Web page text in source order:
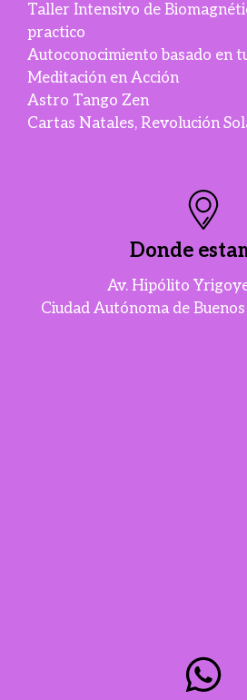
Taller Intensivo de
practico
Autoconocimiento basado en
Meditación en Acción
Astro Tango Zen
Cartas Natales, Revolución
Donde
Av. Hipólito
Ciudad Autónoma de